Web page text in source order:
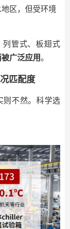
区，但受环境
管式、板翅式
广泛应用。
匹配度
则不然。科学选